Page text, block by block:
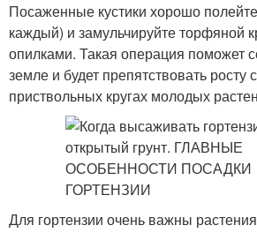
Посаженные кустики хорошо
каждый) и замульчируйте торфяной
опилками. Такая операция поможет
земле и будет препятствовать росту
приствольных кругах молодых
Для гортензии очень важны